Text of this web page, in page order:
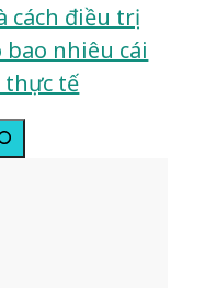
cách điều trị
bao nhiêu cái
thực tế